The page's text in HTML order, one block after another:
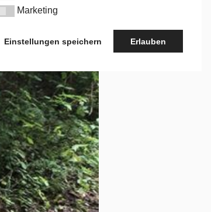
MarketingMarketing
Einstellungen speichern Erlauben